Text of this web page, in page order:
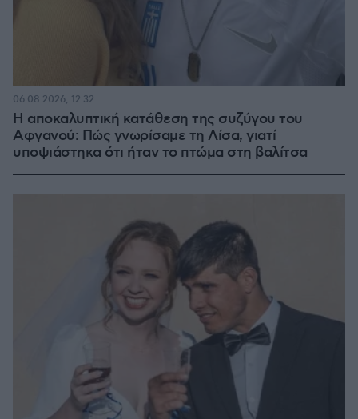
Η αποκαλυπτική κατάθεση της συζύγου του
Αφγανού: Πώς γνωρίσαμε τη Λίσα, γιατί
υποψιάστηκα ότι ήταν το πτώμα στη βαλίτσα
06.08.2026, 12:32